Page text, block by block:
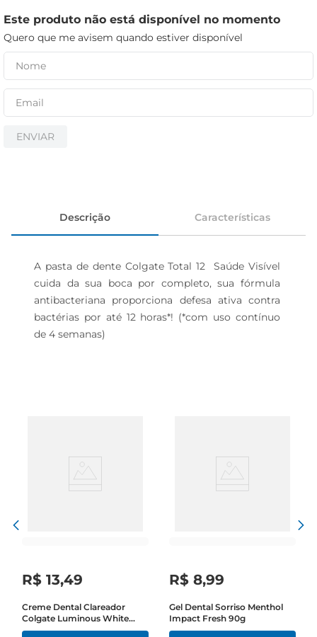
Este produto não está disponível no momento
Quero que me avisem quando estiver disponível
ENVIAR
Descrição Características
A pasta de dente Colgate Total 12  Saúde Visível
cuida da sua boca por completo, sua fórmula
antibacteriana proporciona defesa ativa contra
bactérias por até 12 horas*! (*com uso contínuo
de 4 semanas)
R$ 13,49
Creme Dental Clareador
Colgate Luminous White
Carvão Ativado 70g
R$ 8,99
Gel Dental Sorriso Menthol
Impact Fresh 90g
iogurte
papel higiênico